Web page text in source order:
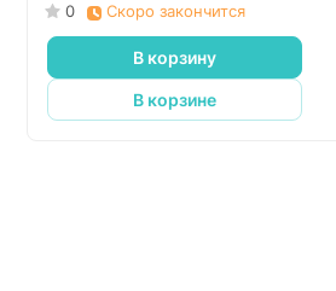
0 Скоро закончится
В корзину
В корзине